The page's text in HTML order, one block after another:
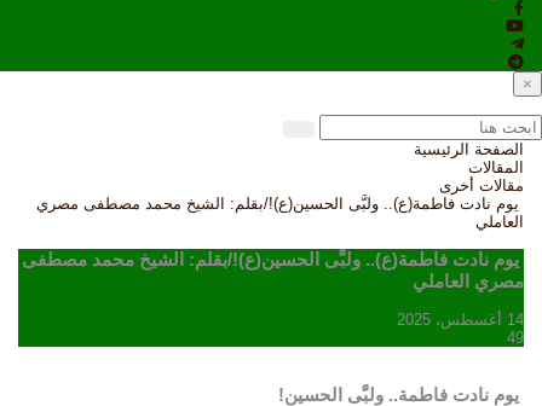
×
الصفحة الرئيسية
المقالات
مقالات أخرى
يوم نادت فاطمة(ع).. ولبَّى الحسين(ع)!/بقلم: الشيخ محمد مصطفى مصري
العاملي
يوم نادت فاطمة(ع).. ولبَّى الحسين(ع)!/بقلم: الشيخ محمد مصطفى
مصري العاملي
14 أغسطس، 2025
49
يوم نادت فاطمة.. ولبَّى الحسين!